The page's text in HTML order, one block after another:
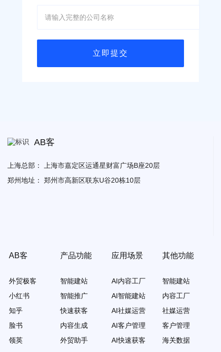
AB客
上海总部：
上海市嘉定区运通星财富广场B座20层
郑州地址：
郑州市高新区联东U谷20栋10层
AB客
外贸极客
小红书
知乎
脸书
领英
产品功能
智能建站
智能推广
快速获客
内容生成
外贸助手
应用场景
AI内容工厂
AI智能建站
AI社媒运营
AI客户管理
AI快速获客
其他功能
智能建站
内容工厂
社媒运营
客户管理
海关数据